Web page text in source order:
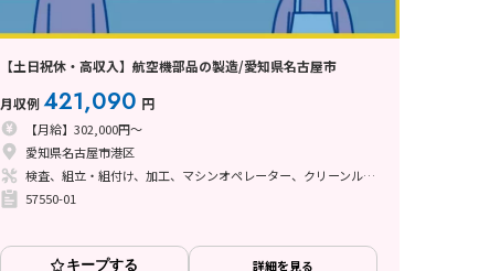
【土日祝休・高収入】航空機部品の製造/愛知県名古屋市
月収例 421,090 円
【月給】302,000円～
愛知県名古屋市港区
検査、組立・組付け、加工、マシンオペレーター、クリーンルーム、清掃・洗浄、品質管理、メンテナンス・保全、フォークリフト、玉掛け・クレーン、ライン作業、鋳造・鍛造、立ち作業、溶接、塗装、バリ取り、その他
57550-01
キープする 詳細を見る